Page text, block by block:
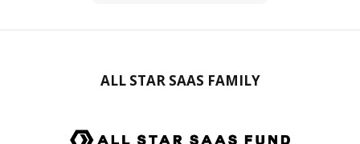
ALL STAR SAAS FAMILY